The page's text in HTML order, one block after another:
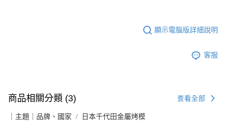
顯示電腦版詳細說明
客服
商品相關分類 (3) 查看全部
｜主題｜品牌、國家 日本千代田金屬烤模